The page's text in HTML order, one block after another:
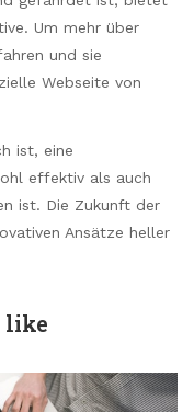
Um mehr über
und sie
Webseite von
ist, eine
effektiv als auch
ist. Die Zukunft der
Ansätze heller
like